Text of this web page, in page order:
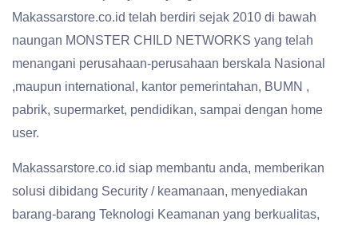
Makassarstore.co.id telah berdiri sejak 2010 di bawah
naungan MONSTER CHILD NETWORKS yang telah
menangani perusahaan-perusahaan berskala Nasional
,maupun international, kantor pemerintahan, BUMN ,
pabrik, supermarket, pendidikan, sampai dengan home
user.
Makassarstore.co.id siap membantu anda, memberikan
solusi dibidang Security / keamanaan, menyediakan
barang-barang Teknologi Keamanan yang berkualitas,